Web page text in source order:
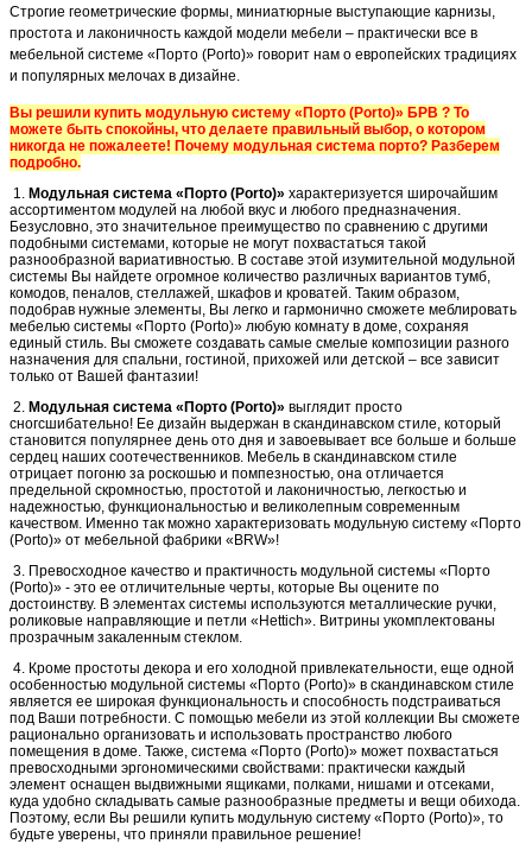
Строгие геометрические формы, миниатюрные выступающие карнизы,
простота и лаконичность каждой модели мебели – практически все в
мебельной системе «Порто (Porto)» говорит нам о европейских традициях
и популярных мелочах в дизайне.
Вы решили купить модульную систему «Порто (Porto)» БРВ ? То
можете быть спокойны, что делаете правильный выбор, о котором
никогда не пожалеете! Почему модульная система порто? Разберем
подробно.
1. Модульная система «Порто (Porto)» характеризуется широчайшим
ассортиментом модулей на любой вкус и любого предназначения.
Безусловно, это значительное преимущество по сравнению с другими
подобными системами, которые не могут похвастаться такой
разнообразной вариативностью. В составе этой изумительной модульной
системы Вы найдете огромное количество различных вариантов тумб,
комодов, пеналов, стеллажей, шкафов и кроватей. Таким образом,
подобрав нужные элементы, Вы легко и гармонично сможете меблировать
мебелью системы «Порто (Porto)» любую комнату в доме, сохраняя
единый стиль. Вы сможете создавать самые смелые композиции разного
назначения для спальни, гостиной, прихожей или детской – все зависит
только от Вашей фантазии!
2. Модульная система «Порто (Porto)» выглядит просто
сногсшибательно! Ее дизайн выдержан в скандинавском стиле, который
становится популярнее день ото дня и завоевывает все больше и больше
сердец наших соотечественников. Мебель в скандинавском стиле
отрицает погоню за роскошью и помпезностью, она отличается
предельной скромностью, простотой и лаконичностью, легкостью и
надежностью, функциональностью и великолепным современным
качеством. Именно так можно характеризовать модульную систему «Порто
(Porto)» от мебельной фабрики «BRW»!
3. Превосходное качество и практичность модульной системы «Порто
(Porto)» - это ее отличительные черты, которые Вы оцените по
достоинству. В элементах системы используются металлические ручки,
роликовые направляющие и петли «Hettich». Витрины укомплектованы
прозрачным закаленным стеклом.
4. Кроме простоты декора и его холодной привлекательности, еще одной
особенностью модульной системы «Порто (Porto)» в скандинавском стиле
является ее широкая функциональность и способность подстраиваться
под Ваши потребности. С помощью мебели из этой коллекции Вы сможете
рационально организовать и использовать пространство любого
помещения в доме. Также, система «Порто (Porto)» может похвастаться
превосходными эргономическими свойствами: практически каждый
элемент оснащен выдвижными ящиками, полками, нишами и отсеками,
куда удобно складывать самые разнообразные предметы и вещи обихода.
Поэтому, если Вы решили купить модульную систему «Порто (Porto)», то
будьте уверены, что приняли правильное решение!